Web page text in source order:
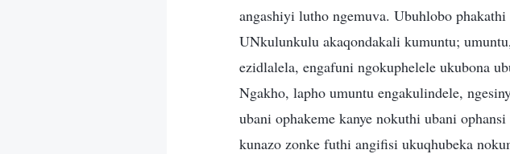
angashiyi lutho ngemuva. Ubuhlobo
UNkulunkulu akaqondakali kumuntu;
ezidlalela, engafuni ngokuphelele ukubona
Ngakho, lapho umuntu engakulindele,
ubani ophakeme kanye nokuthi ubani
kunazo zonke futhi angifisi ukuqhubeka